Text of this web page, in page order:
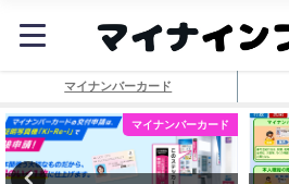
マイナンバーカード
マイナンバーカード